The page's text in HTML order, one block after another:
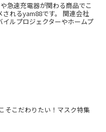
急速充電器が関わる商品でこ
れるyam88です。 関連会社
ルプロジェクターやホームプ
そこだわりたい！マスク特集